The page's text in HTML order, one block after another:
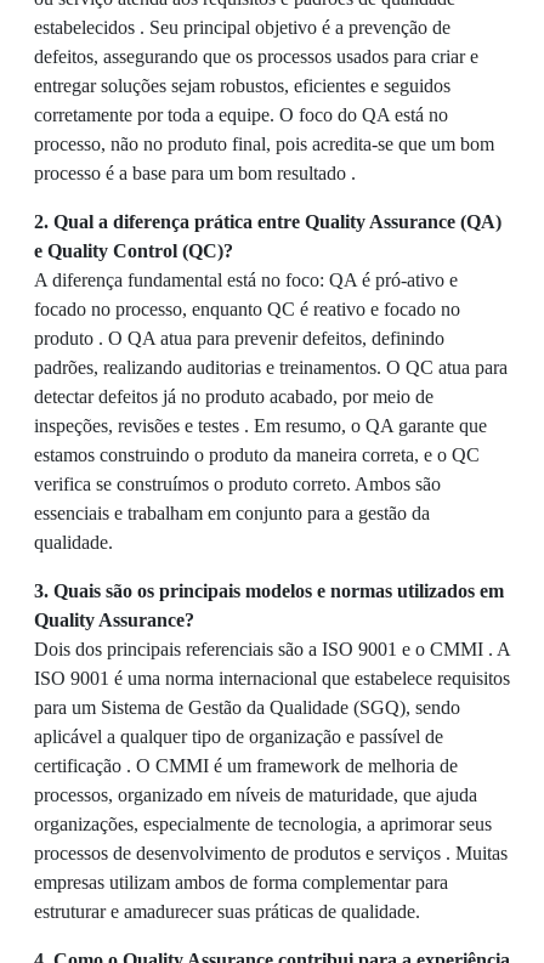
estabelecidos . Seu principal objetivo é a prevenção de
defeitos, assegurando que os processos usados para criar e
entregar soluções sejam robustos, eficientes e seguidos
corretamente por toda a equipe. O foco do QA está no
processo, não no produto final, pois acredita-se que um bom
processo é a base para um bom resultado .
2. Qual a diferença prática entre Quality Assurance (QA)
e Quality Control (QC)?
A diferença fundamental está no foco: QA é pró-ativo e
focado no processo, enquanto QC é reativo e focado no
produto . O QA atua para prevenir defeitos, definindo
padrões, realizando auditorias e treinamentos. O QC atua para
detectar defeitos já no produto acabado, por meio de
inspeções, revisões e testes . Em resumo, o QA garante que
estamos construindo o produto da maneira correta, e o QC
verifica se construímos o produto correto. Ambos são
essenciais e trabalham em conjunto para a gestão da
qualidade.
3. Quais são os principais modelos e normas utilizados em
Quality Assurance?
Dois dos principais referenciais são a ISO 9001 e o CMMI . A
ISO 9001 é uma norma internacional que estabelece requisitos
para um Sistema de Gestão da Qualidade (SGQ), sendo
aplicável a qualquer tipo de organização e passível de
certificação . O CMMI é um framework de melhoria de
processos, organizado em níveis de maturidade, que ajuda
organizações, especialmente de tecnologia, a aprimorar seus
processos de desenvolvimento de produtos e serviços . Muitas
empresas utilizam ambos de forma complementar para
estruturar e amadurecer suas práticas de qualidade.